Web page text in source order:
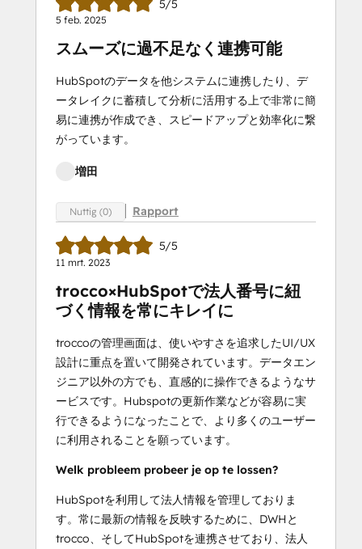
5/5
5 feb. 2025
スムーズに過不足なく連携可能
HubSpotのデータを他システムに連携したり、デ
ータレイクに蓄積して分析に活用する上で非常に簡
易に連携が作成でき、スピードアップと効率化に繋
がっています。
増田
Nuttig (0) Rapport
5/5
11 mrt. 2023
trocco×HubSpotで法人番号に紐
づく情報を常にキレイに
troccoの管理画面は、使いやすさを追求したUI/UX
設計に重点を置いて開発されています。データエン
ジニア以外の方でも、直感的に操作できるようなサ
ービスです。Hubspotの更新作業などが容易に実
行できるようになったことで、より多くのユーザー
に利用されることを願っています。
Welk probleem probeer je op te lossen?
HubSpotを利用して法人情報を管理しておりま
す。常に最新の情報を反映するために、DWHと
trocco、そしてHubSpotを連携させており、法人